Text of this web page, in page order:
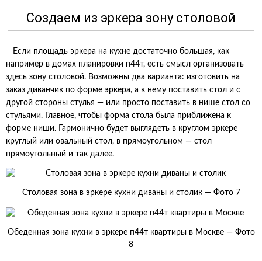
Создаем из эркера зону столовой
Если площадь эркера на кухне достаточно большая, как
например в домах планировки п44т, есть смысл организовать
здесь зону столовой. Возможны два варианта: изготовить на
заказ диванчик по форме эркера, а к нему поставить стол и с
другой стороны стулья — или просто поставить в нише стол со
стульями. Главное, чтобы форма стола была приближена к
форме ниши. Гармонично будет выглядеть в круглом эркере
круглый или овальный стол, в прямоугольном — стол
прямоугольный и так далее.
Столовая зона в эркере кухни диваны и столик — Фото 7
Обеденная зона кухни в эркере п44т квартиры в Москве — Фото
8